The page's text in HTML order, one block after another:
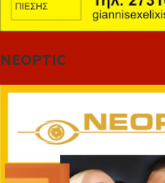
NEOPTIC